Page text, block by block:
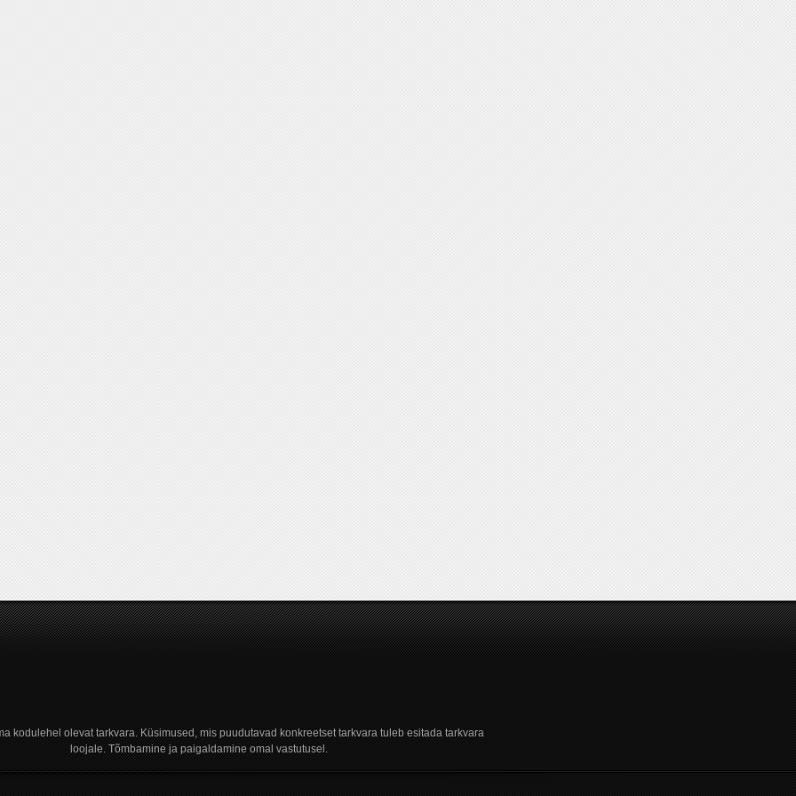
kodulehel olevat tarkvara. Küsimused, mis puudutavad konkreetset tarkvara tuleb esitada tarkvara
loojale. Tõmbamine ja paigaldamine omal vastutusel.